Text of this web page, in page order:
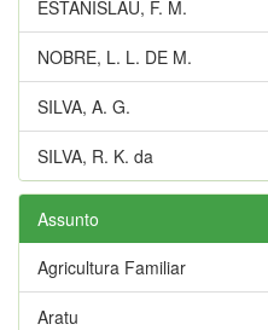
ESTANISLAU, F. M.
NOBRE, L. L. DE M.
SILVA, A. G.
SILVA, R. K. da
Assunto
Agricultura Familiar
Aratu